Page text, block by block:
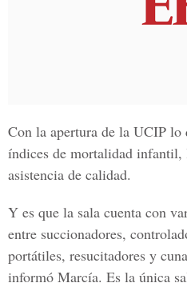
Con la apertura de la UCIP lo
índices de mortalidad infantil,
asistencia de calidad.
Y es que la sala cuenta con
entre succionadores,
portátiles, resucitadores y
informó Marcía. Es la única